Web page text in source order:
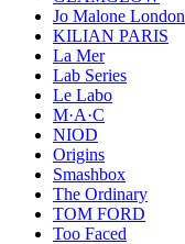
Jo Malone London
KILIAN PARIS
La Mer
Lab Series
Le Labo
M·A·C
NIOD
Origins
Smashbox
The Ordinary
TOM FORD
Too Faced